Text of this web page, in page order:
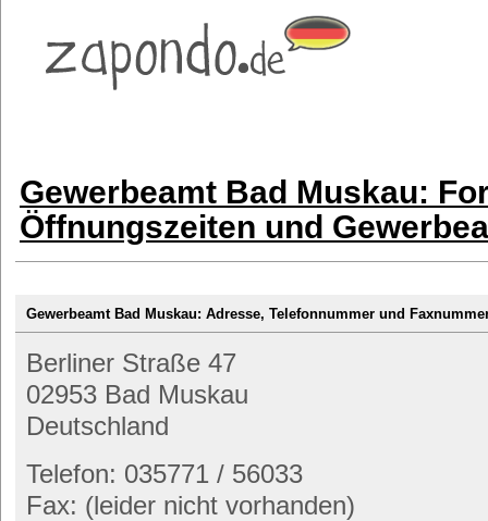
Gewerbeamt Bad Muskau:
Öffnungszeiten und
Gewerbeamt Bad Muskau: Adresse, Telefonnummer und
Berliner Straße 47
02953 Bad Muskau
Deutschland
Telefon: 035771 / 56033
Fax: (leider nicht vorhanden)